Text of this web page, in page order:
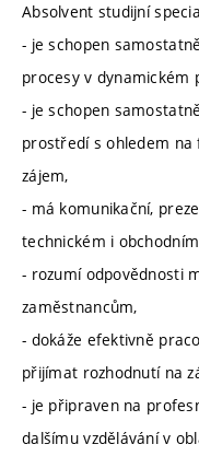
Absolvent studijní
- je schopen
procesy v dynamickém
- je schopen
prostředí s ohledem
zájem,
- má komunikační,
technickém i
- rozumí odpovědnosti
zaměstnancům,
- dokáže efektivně
přijímat rozhodnutí na
- je připraven na
dalšímu vzdělávání v